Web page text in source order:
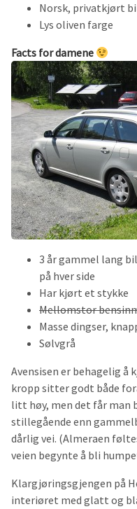
Norsk, privatkjørt
Lys oliven farge
Facts for damene
3 år gammel lang
på hver side
Har kjørt et stykke
Mellomstor
Masse dingser,
Sølvgrå
Avensisen er behagelig å
kropp sitter godt både
litt høy, men det får man
stillegående enn
dårlig vei. (Almeraen
veien begynte å bli
Klargjøringsgjengen på
interiøret med glatt og